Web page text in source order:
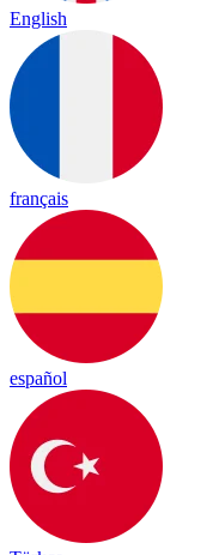
English
français
español